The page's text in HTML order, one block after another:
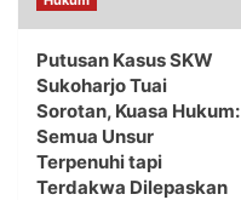
Putusan Kasus SKW
Sukoharjo Tuai
Sorotan, Kuasa Hukum:
Semua Unsur
Terpenuhi tapi
Terdakwa Dilepaskan